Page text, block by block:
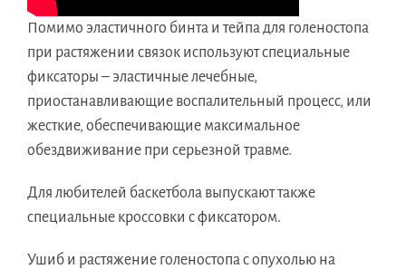
Помимо эластичного бинта и тейпа для голеностопа
при растяжении связок используют специальные
фиксаторы – эластичные лечебные,
приостанавливающие воспалительный процесс, или
жесткие, обеспечивающие максимальное
обездвиживание при серьезной травме.
Для любителей баскетбола выпускают также
специальные кроссовки с фиксатором.
Ушиб и растяжение голеностопа с опухолью на